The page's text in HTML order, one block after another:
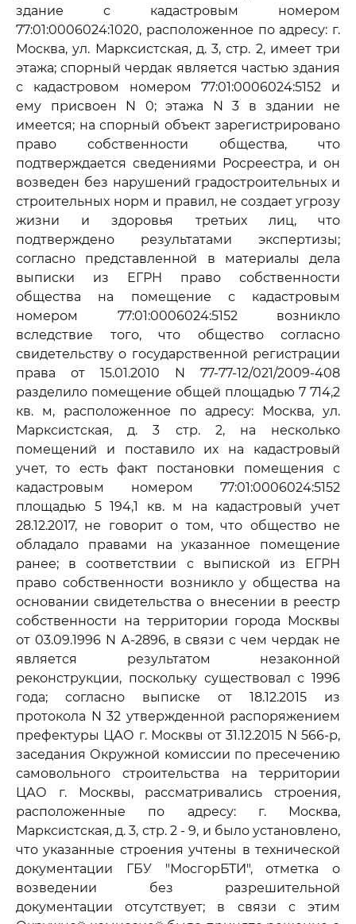
здание с кадастровым номером
77:01:0006024:1020, расположенное по адресу: г.
Москва, ул. Марксистская, д. 3, стр. 2, имеет три
этажа; спорный чердак является частью здания
с кадастровом номером 77:01:0006024:5152 и
ему присвоен N 0; этажа N 3 в здании не
имеется; на спорный объект зарегистрировано
право собственности общества, что
подтверждается сведениями Росреестра, и он
возведен без нарушений градостроительных и
строительных норм и правил, не создает угрозу
жизни и здоровья третьих лиц, что
подтверждено результатами экспертизы;
согласно представленной в материалы дела
выписки из ЕГРН право собственности
общества на помещение с кадастровым
номером 77:01:0006024:5152 возникло
вследствие того, что общество согласно
свидетельству о государственной регистрации
права от 15.01.2010 N 77-77-12/021/2009-408
разделило помещение общей площадью 7 714,2
кв. м, расположенное по адресу: Москва, ул.
Марксистская, д. 3 стр. 2, на несколько
помещений и поставило их на кадастровый
учет, то есть факт постановки помещения с
кадастровым номером 77:01:0006024:5152
площадью 5 194,1 кв. м на кадастровый учет
28.12.2017, не говорит о том, что общество не
обладало правами на указанное помещение
ранее; в соответствии с выпиской из ЕГРН
право собственности возникло у общества на
основании свидетельства о внесении в реестр
собственности на территории города Москвы
от 03.09.1996 N А-2896, в связи с чем чердак не
является результатом незаконной
реконструкции, поскольку существовал с 1996
года; согласно выписке от 18.12.2015 из
протокола N 32 утвержденной распоряжением
префектуры ЦАО г. Москвы от 31.12.2015 N 566-р,
заседания Окружной комиссии по пресечению
самовольного строительства на территории
ЦАО г. Москвы, рассматривались строения,
расположенные по адресу: г. Москва,
Марксистская, д. 3, стр. 2 - 9, и было установлено,
что указанные строения учтены в технической
документации ГБУ "МосгорБТИ", отметка о
возведении без разрешительной
документации отсутствует; в связи с этим